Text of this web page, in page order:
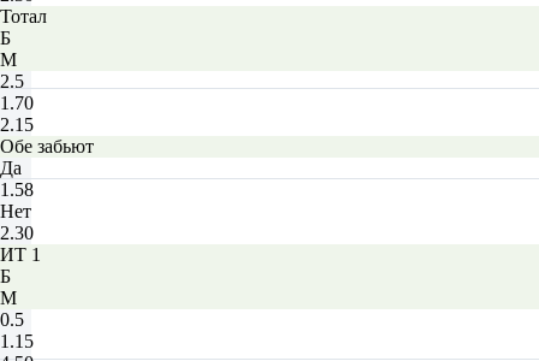
Тотал
Б
М
2.5
1.70
2.15
Обе забьют
Да
1.58
Нет
2.30
ИТ 1
Б
М
0.5
1.15